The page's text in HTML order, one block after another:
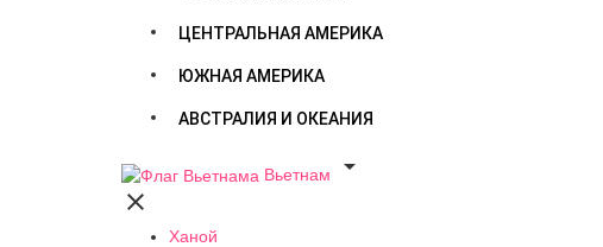
ЦЕНТРАЛЬНАЯ АМЕРИКА
ЮЖНАЯ АМЕРИКА
АВСТРАЛИЯ И ОКЕАНИЯ
Вьетнам


Ханой